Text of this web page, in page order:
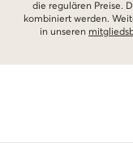
die regulären Preise.
kombiniert werden.
in unseren